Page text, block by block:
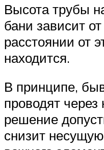
Высота трубы
бани зависит
расстоянии от
находится.
В принципе,
проводят через
решение
снизит